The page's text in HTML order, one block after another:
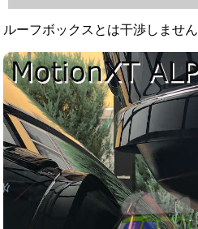
ルーフボックスとは干渉しません